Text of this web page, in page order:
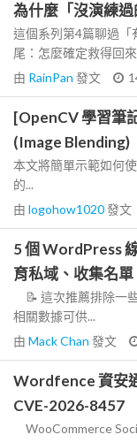
為什麼「沒演練
這個系列第4篇聊過「
尾：怎麼確定救得回來
由 RainPan 發文
[OpenCV 學習筆
(Image Blending)
本文將簡單示範如何
的...
由 logohow1020發文
5 個 WordPress
育私域、收集名
📝 這次推薦排除一
相關數據可供...
由 Mack Chan 發文
Wordfence 資安
CVE-2026-8457
WooCommerce